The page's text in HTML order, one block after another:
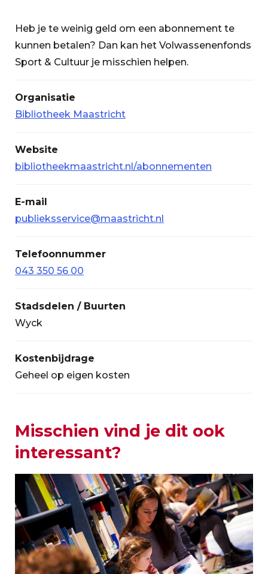
Heb je te weinig geld om een abonnement te
kunnen betalen? Dan kan het Volwassenenfonds
Sport & Cultuur je misschien helpen.
Organisatie
Bibliotheek Maastricht
Website
bibliotheekmaastricht.nl/abonnementen
E-mail
publieksservice@maastricht.nl
Telefoonnummer
043 350 56 00
Stadsdelen / Buurten
Wyck
Kostenbijdrage
Geheel op eigen kosten
Misschien vind je dit ook
interessant?